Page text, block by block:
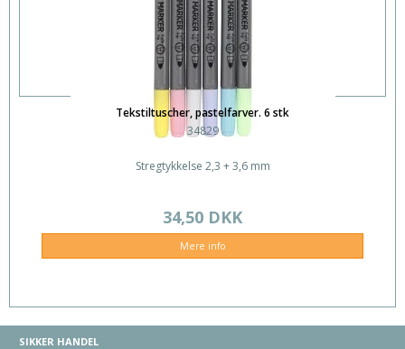
Tekstiltuscher, pastelfarver. 6 stk
34829
Stregtykkelse 2,3 + 3,6 mm
34,50 DKK
Mere info
SIKKER HANDEL